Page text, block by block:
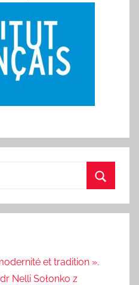
et tradition ».
Nelli Sołonko z